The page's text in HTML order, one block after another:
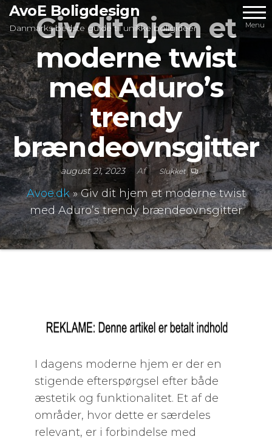
Videre
til
indhold
AvoE Boligdesign
Danmarks bedste guide til unikke boligideer Menu
Giv dit hjem et
moderne twist
med Aduro’s
trendy
brændeovnsgitter
august 21, 2023 Af Slukket
Avoe.dk»Giv dit hjem et moderne twist
med Aduro’s trendy brændeovnsgitter
I dagens moderne hjem er der en
stigende efterspørgsel efter både
æstetik og funktionalitet. Et af de
områder, hvor dette er særdeles
relevant, er i forbindelse med